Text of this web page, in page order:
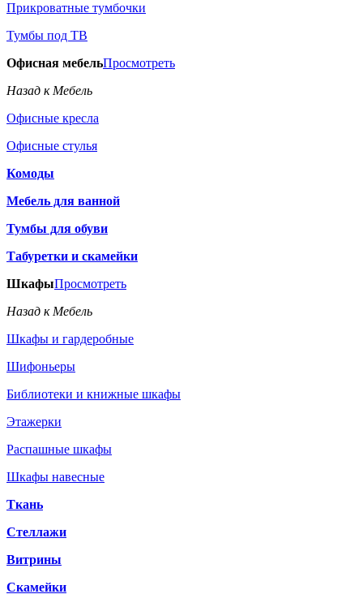
Прикроватные тумбочки
Тумбы под ТВ
Офисная мебельПросмотреть
Назад к Мебель
Офисные кресла
Офисные стулья
Комоды
Мебель для ванной
Тумбы для обуви
Табуретки и скамейки
ШкафыПросмотреть
Назад к Мебель
Шкафы и гардеробные
Шифоньеры
Библиотеки и книжные шкафы
Этажерки
Распашные шкафы
Шкафы навесные
Ткань
Стеллажи
Витрины
Скамейки